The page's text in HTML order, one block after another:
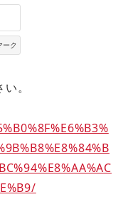
ーク
い。